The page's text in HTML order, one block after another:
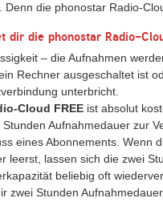
Denn die phonostar Radio-
dir die phonostar Radio-
– die Aufnahmen
Rechner ausgeschaltet ist
unterbricht.
Cloud FREE ist absolut
Stunden Aufnahmedauer zur
eines Abonnements. Wenn
leerst, lassen sich die zwei
beliebig oft
zwei Stunden